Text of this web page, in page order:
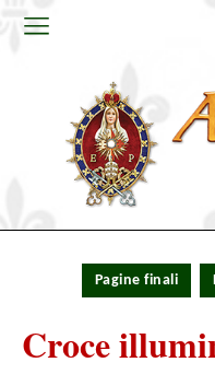
Pagine finali
Croce